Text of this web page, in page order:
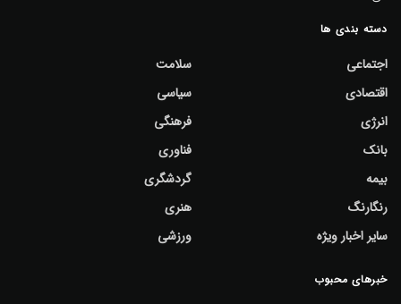
دسته بندی ها
اجتماعی
اقتصادی
انرژی
بانک
بیمه
رنگارنگ
سایر اخبار ویژه
سلامت
سیاسی
فرهنگی
فناوری
گردشگری
هنری
ورزشی
خبرهای محبوب